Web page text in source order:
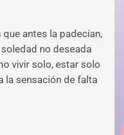
que antes la padecían,
no deseada
vivir solo, estar solo
la sensación de falta